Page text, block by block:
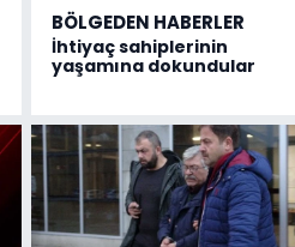
BÖLGEDEN HABERLER
İhtiyaç sahiplerinin
yaşamına dokundular